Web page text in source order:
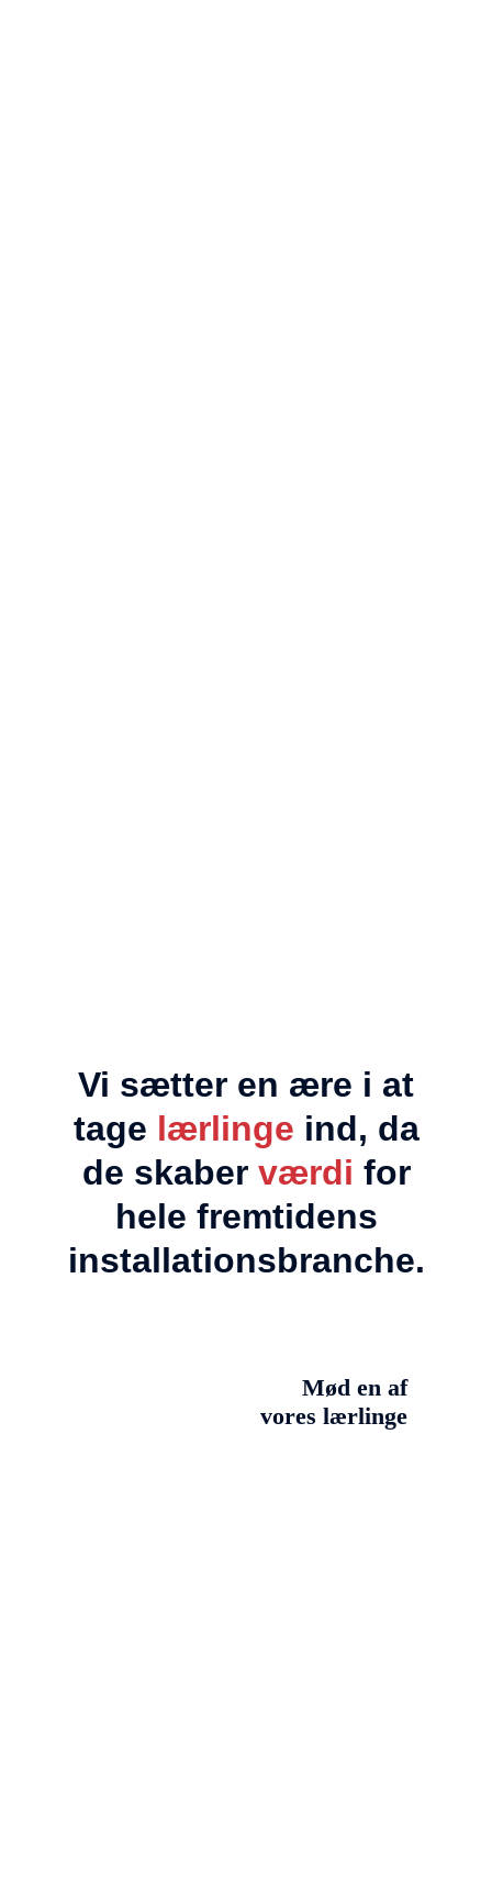
Vi sætter en ære i at
tage lærlinge ind, da
de skaber værdi for
hele fremtidens
installationsbranche.
Mød en af
vores lærlinge